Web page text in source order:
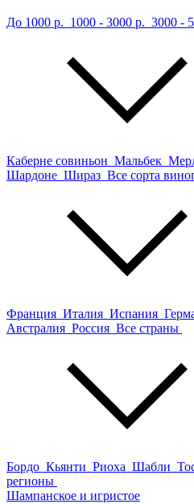
До 1000 р. 1000 - 3000 р. 3000 -
Каберне совиньон Мальбек
Шардоне Шираз Все сорта
Франция Италия Испания
Австралия Россия Все страны
Бордо Кьянти Риоха Шабли
регионы
Шампанское и игристое